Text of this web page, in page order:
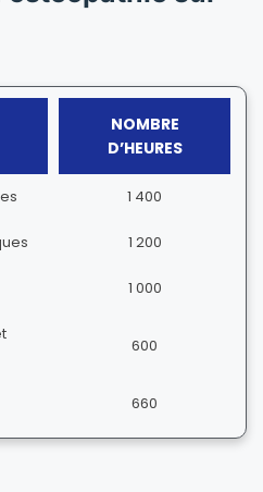
NOMBRE
D’HEURES
1 400
1 200
1 000
600
660